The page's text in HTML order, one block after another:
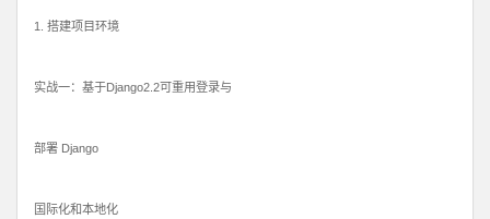
1. 搭建项目环境
实战一：基于Django2.2可重用登录与
部署 Django
国际化和本地化